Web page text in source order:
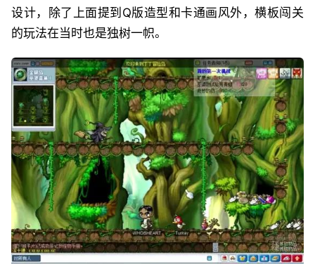
设计，除了上面提到Q版造型和卡通画风外，横板闯关
的玩法在当时也是独树一帜。